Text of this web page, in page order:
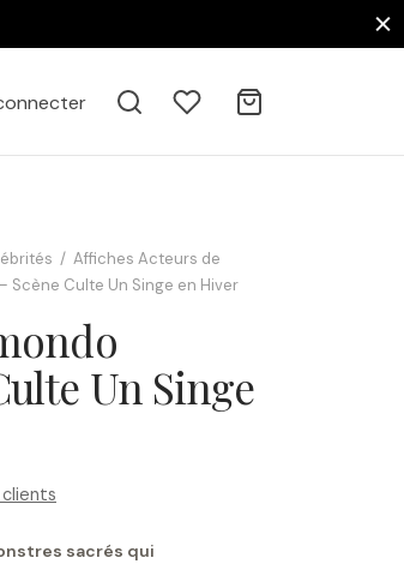
/ Affiches Acteurs de
Scène Culte Un Singe en Hiver
Un Singe
clients
sacrés qui